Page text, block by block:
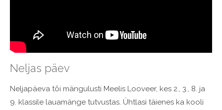
Neljas päev
Neljapäeva tõi mängulusti Meelis Looveer, kes 2., 3., 8. ja
9. klassile lauamänge tutvustas. Ühtlasi täienes ka kooli